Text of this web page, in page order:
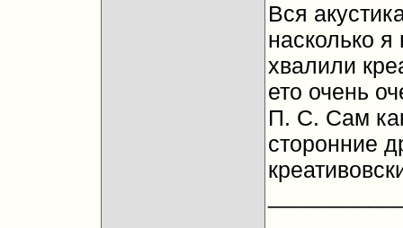
Вся
насколько
хвалили
ето очень
П. С. Сам
сторонние